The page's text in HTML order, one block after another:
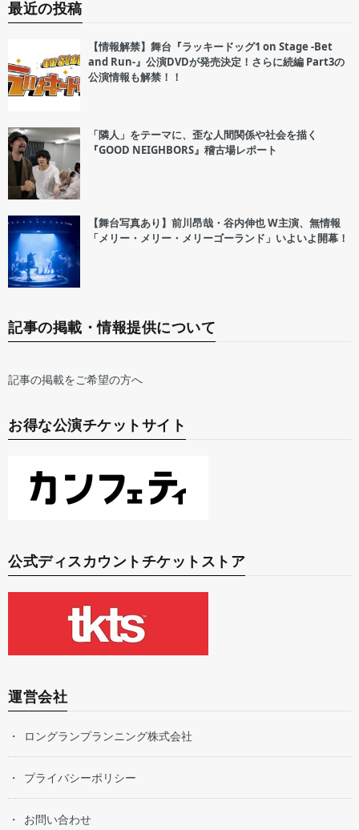
最近の投稿
【情報解禁】舞台『ラッキードッグ1 on Stage -Bet
and Run-』公演DVDが発売決定！さらに続編 Part3の
公演情報も解禁！！
「隣人」をテーマに、歪な人間関係や社会を描く
『GOOD NEIGHBORS』稽古場レポート
【舞台写真あり】前川昂哉・谷内伸也 W主演、無情報
「メリー・メリー・メリーゴーランド」いよいよ開幕！
記事の掲載・情報提供について
記事の掲載をご希望の方へ
お得な公演チケットサイト
公式ディスカウントチケットストア
運営会社
ロングランプランニング株式会社
プライバシーポリシー
お問い合わせ